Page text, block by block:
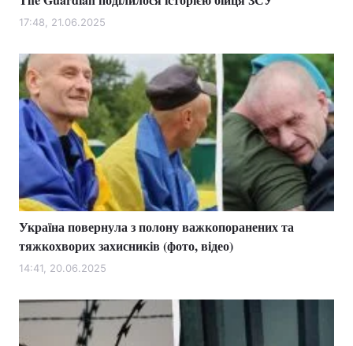
17:48, 21.06.2025
Україна повернула з полону важкопоранених та
тяжкохворих захисників (фото, відео)
14:41, 20.06.2025